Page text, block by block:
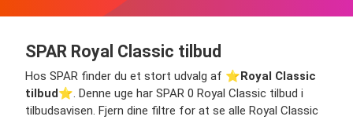
SPAR Royal Classic tilbud
Hos SPAR finder du et stort udvalg af ⭐️Royal Classic
tilbud⭐️. Denne uge har SPAR 0 Royal Classic tilbud i
tilbudsavisen. Fjern dine filtre for at se alle Royal Classic